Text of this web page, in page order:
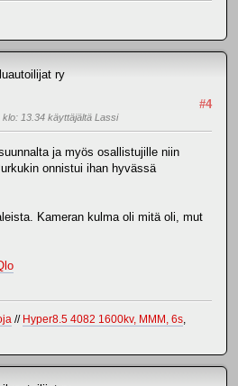
ry
#4
klo: 13.34 käyttäjältä Lassi
ja myös osallistujille niin
onnistui ihan hyvässä
Kameran kulma oli mitä oli, mut
// Hyper8.5 4082 1600kv, MMM, 6s,